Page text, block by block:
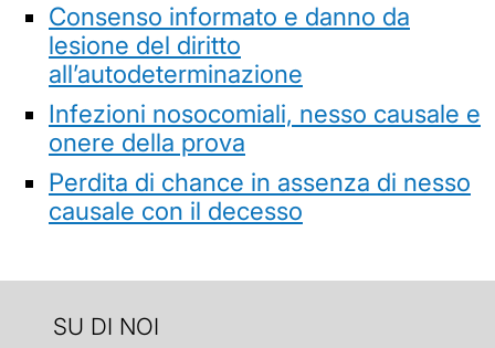
Consenso informato e danno da
lesione del diritto
all’autodeterminazione
Infezioni nosocomiali, nesso causale e
onere della prova
Perdita di chance in assenza di nesso
causale con il decesso
SU DI NOI